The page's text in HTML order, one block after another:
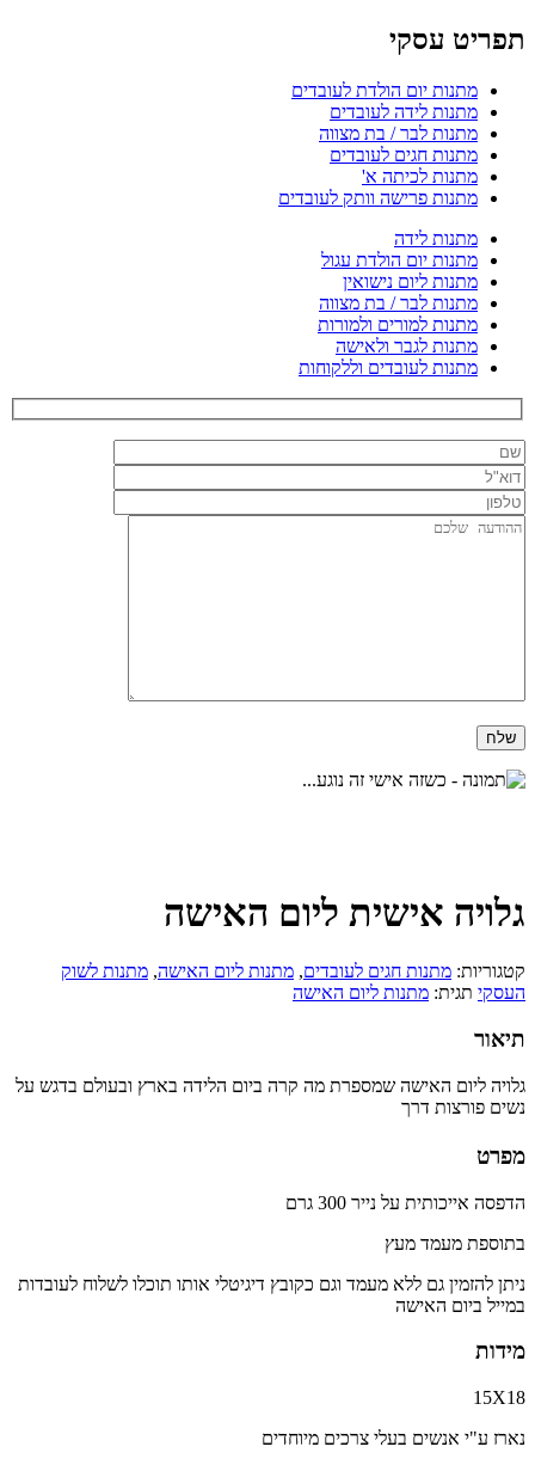
תפריט עסקי
מתנות יום הולדת לעובדים
מתנות לידה לעובדים
מתנות לבר / בת מצווה
מתנות חגים לעובדים
מתנות לכיתה א'
מתנות פרישה וותק לעובדים
מתנות לידה
מתנות יום הולדת עגול
מתנות ליום נישואין
מתנות לבר / בת מצווה
מתנות למורים ולמורות
מתנות לגבר ולאישה
מתנות לעובדים וללקוחות
גלויה אישית ליום האישה
קטגוריות: מתנות חגים לעובדים, מתנות ליום האישה, מתנות לשוק
העסקי תגית: מתנות ליום האישה
תיאור
גלויה ליום האישה שמספרת מה קרה ביום הלידה בארץ ובעולם בדגש על
נשים פורצות דרך
מפרט
הדפסה אייכותית על נייר 300 גרם
בתוספת מעמד מעץ
ניתן להזמין גם ללא מעמד וגם כקובץ דיגיטלי אותו תוכלו לשלוח לעובדות
במייל ביום האישה
מידות
15X18
נארז ע"י אנשים בעלי צרכים מיוחדים